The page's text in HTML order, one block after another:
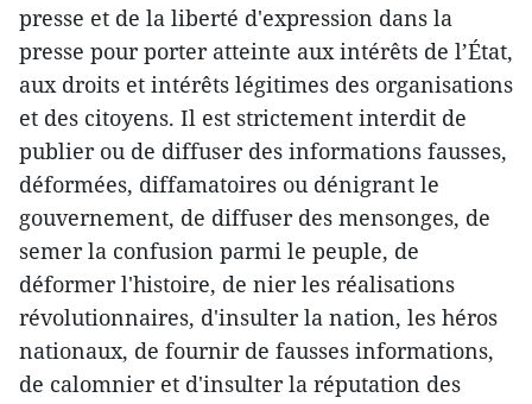
presse et de la liberté d'expression dans la
presse pour porter atteinte aux intérêts de l’État,
aux droits et intérêts légitimes des organisations
et des citoyens. Il est strictement interdit de
publier ou de diffuser des informations fausses,
déformées, diffamatoires ou dénigrant le
gouvernement, de diffuser des mensonges, de
semer la confusion parmi le peuple, de
déformer l'histoire, de nier les réalisations
révolutionnaires, d'insulter la nation, les héros
nationaux, de fournir de fausses informations,
de calomnier et d'insulter la réputation des